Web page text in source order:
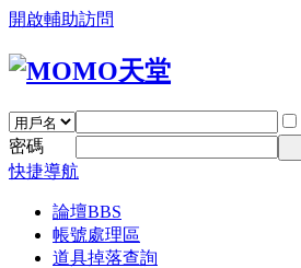
開啟輔助訪問
密碼
快捷導航
論壇BBS
帳號處理區
道具掉落查詢